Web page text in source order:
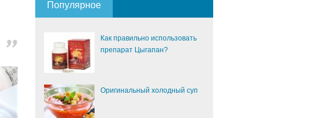
Популярное
Как правильно использовать
препарат Цыгапан?
Оригинальный холодный суп